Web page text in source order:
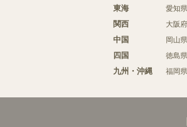
東海 愛知県
関西 大阪府
中国 岡山県
四国 徳島県
九州・沖縄 福岡県